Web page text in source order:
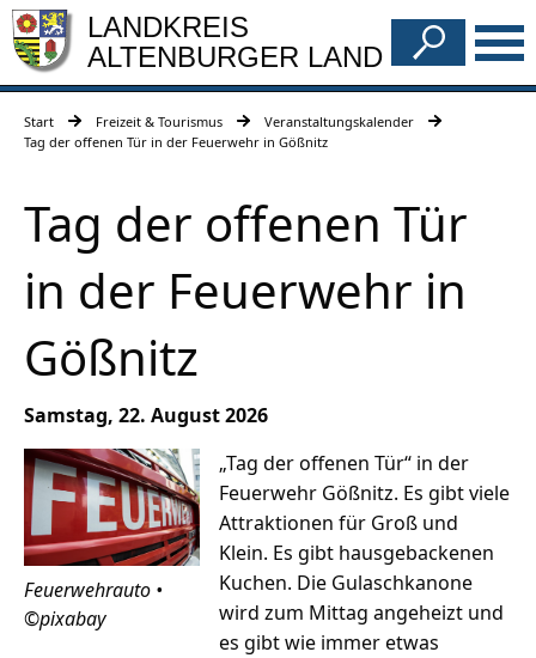
LANDKREIS
ALTENBURGER LAND
Start Freizeit & Tourismus
Veranstaltungskalender
Tag der offenen Tür in der Feuerwehr in Gößnitz
Tag der offenen Tür
in der Feuerwehr in
Gößnitz
Samstag, 22. August 2026
Feuerwehrauto •
©pixabay
„Tag der offenen Tür“ in der
Feuerwehr Gößnitz. Es gibt viele
Attraktionen für Groß und
Klein. Es gibt hausgebackenen
Kuchen. Die Gulaschkanone
wird zum Mittag angeheizt und
es gibt wie immer etwas